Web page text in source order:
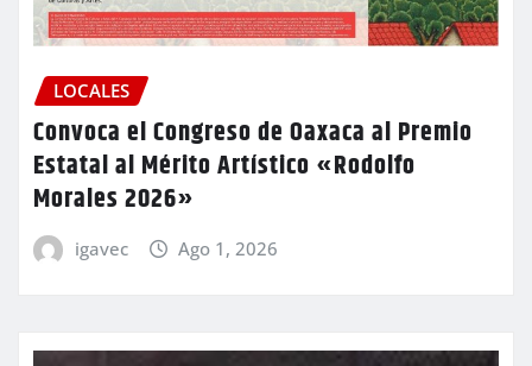
LOCALES
Convoca el Congreso de Oaxaca al Premio
Estatal al Mérito Artístico «Rodolfo
Morales 2026»
igavec Ago 1, 2026